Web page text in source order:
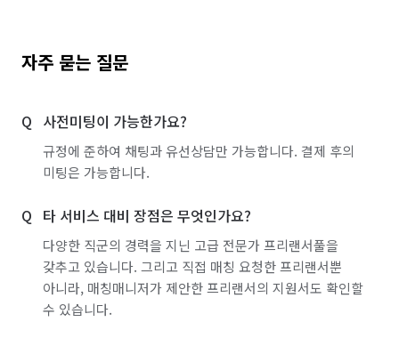
자주 묻는 질문
사전미팅이 가능한가요?
규정에 준하여 채팅과 유선상담만 가능합니다. 결제 후의
미팅은 가능합니다.
타 서비스 대비 장점은 무엇인가요?
다양한 직군의 경력을 지닌 고급 전문가 프리랜서풀을
갖추고 있습니다. 그리고 직접 매칭 요청한 프리랜서뿐
아니라, 매칭매니저가 제안한 프리랜서의 지원서도 확인할
수 있습니다.